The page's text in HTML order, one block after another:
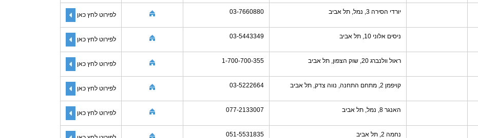
יורדי הסירה 3, נמל, תל אביב 03-7660880 לפירוט לחץ כאן
ניסים אלוני 10, תל אביב 03-5443349 לפירוט לחץ כאן
ראול וולנברג 20, שוק הצפון, תל אביב 1-700-700-355 לפירוט לחץ כאן
קויפמן 2, מתחם התחנה, נווה צדק, תל אביב 03-5222664 לפירוט לחץ כאן
האנגר 8, נמל, תל אביב 077-2133007 לפירוט לחץ כאן
נחמה 2, תל אביב 051-5531835